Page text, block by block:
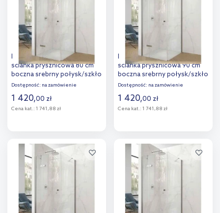
Hüppe Aura pure 4-kąt
ścianka prysznicowa 80 cm
boczna srebrny połysk/szkło
przezroczyste Anti-Plaque
Dostępność: na zamówienie
1 420,00 zł
Cena kat.: 1 741,88 zł
Dodaj do
porównania
Hüppe Aura pure 4-kąt
ścianka prysznicowa 90 cm
boczna srebrny połysk/szkło
przezroczyste Anti-Plaque
Dostępność: na zamówienie
1 420,00 zł
Cena kat.: 1 741,88 zł
Dodaj do
porównania